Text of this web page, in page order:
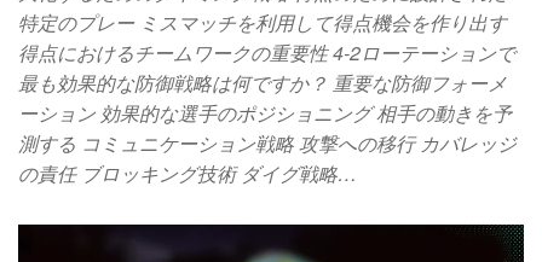
特定のプレー ミスマッチを利用して得点機会を作り出す
得点におけるチームワークの重要性 4-2ローテーションで
最も効果的な防御戦略は何ですか？ 重要な防御フォーメ
ーション 効果的な選手のポジショニング 相手の動きを予
測する コミュニケーション戦略 攻撃への移行 カバレッジ
の責任 ブロッキング技術 ダイグ戦略…